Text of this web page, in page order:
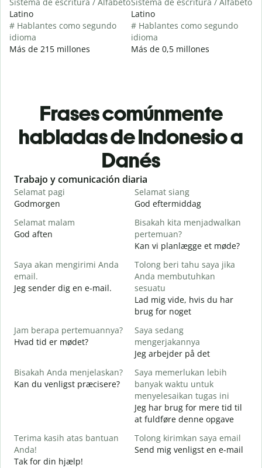
Latino
# Hablantes como segundo
idioma
Más de 215 millones
Latino
# Hablantes como segundo
idioma
Más de 0,5 millones
Frases comúnmente
habladas de Indonesio a
Danés
Slide 1 of 6
Trabajo y comunicación diaria
Selamat pagi
Godmorgen
Selamat siang
God eftermiddag
Selamat malam
God aften
Bisakah kita menjadwalkan
pertemuan?
Kan vi planlægge et møde?
Saya akan mengirimi Anda
email.
Jeg sender dig en e-mail.
Tolong beri tahu saya jika
Anda membutuhkan
sesuatu
Lad mig vide, hvis du har
brug for noget
Jam berapa pertemuannya?
Hvad tid er mødet?
Saya sedang
mengerjakannya
Jeg arbejder på det
Bisakah Anda menjelaskan?
Kan du venligst præcisere?
Saya memerlukan lebih
banyak waktu untuk
menyelesaikan tugas ini
Jeg har brug for mere tid til
at fuldføre denne opgave
Terima kasih atas bantuan
Anda!
Tak for din hjælp!
Tolong kirimkan saya email
Send mig venligst en e-mail